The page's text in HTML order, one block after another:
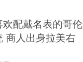
欢配戴名表的哥伦
商人出身拉美右